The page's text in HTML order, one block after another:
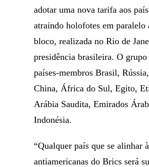
adotar uma nova tarifa aos
atraindo holofotes em paralelo
bloco, realizada no Rio de
presidência brasileira. O
países-membros Brasil,
China, África do Sul, Egito,
Arábia Saudita, Emirados
Indonésia.
“Qualquer país que se alinhar
antiamericanas do Brics será